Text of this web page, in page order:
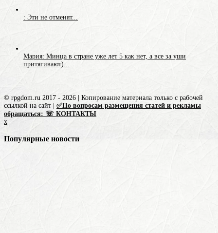
: Эти не отменят...
Мария: Минца в стране уже лет 5 как нет, а все за уши
притягивают)...
© rpgdom.ru 2017 - 2026 | Копирование материала только с рабочей
ссылкой на сайт | ✅По вопросам размещения статей и рекламы
обращаться: ☏ КОНТАКТЫ
x
Популярные новости